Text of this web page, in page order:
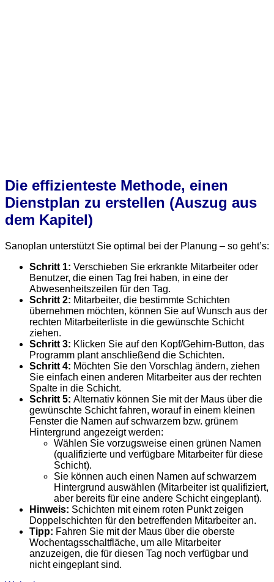
Die effizienteste Methode, einen
Dienstplan zu erstellen (Auszug aus
dem Kapitel)
Sanoplan unterstützt Sie optimal bei der Planung – so geht’s:
Schritt 1: Verschieben Sie erkrankte Mitarbeiter oder
Benutzer, die einen Tag frei haben, in eine der
Abwesenheitszeilen für den Tag.
Schritt 2: Mitarbeiter, die bestimmte Schichten
übernehmen möchten, können Sie auf Wunsch aus der
rechten Mitarbeiterliste in die gewünschte Schicht
ziehen.
Schritt 3: Klicken Sie auf den Kopf/Gehirn-Button, das
Programm plant anschließend die Schichten.
Schritt 4: Möchten Sie den Vorschlag ändern, ziehen
Sie einfach einen anderen Mitarbeiter aus der rechten
Spalte in die Schicht.
Schritt 5: Alternativ können Sie mit der Maus über die
gewünschte Schicht fahren, worauf in einem kleinen
Fenster die Namen auf schwarzem bzw. grünem
Hintergrund angezeigt werden:
Wählen Sie vorzugsweise einen grünen Namen
(qualifizierte und verfügbare Mitarbeiter für diese
Schicht).
Sie können auch einen Namen auf schwarzem
Hintergrund auswählen (Mitarbeiter ist qualifiziert,
aber bereits für eine andere Schicht eingeplant).
Hinweis: Schichten mit einem roten Punkt zeigen
Doppelschichten für den betreffenden Mitarbeiter an.
Tipp: Fahren Sie mit der Maus über die oberste
Wochentagsschaltfläche, um alle Mitarbeiter
anzuzeigen, die für diesen Tag noch verfügbar und
nicht eingeplant sind.